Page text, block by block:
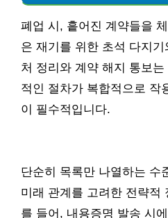
폐업 시, 흩어진 계약들을
은 재기를 위한 초석 다지
처 정리와 계약 해지 통보
적인 절차가 복합적으로 작
이 필수적입니다.
단순히 목록만 나열하는 수
미래 관계를 고려한 전략적
를 들어, 내용증명 발송 시